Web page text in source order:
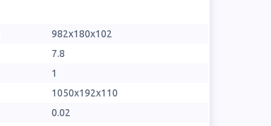
982x180x102
7.8
1
1050x192x110
0.02